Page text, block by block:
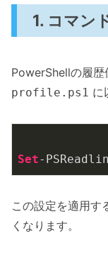
1. コマン
PowerShellの履歴
profile.ps1 に
Set
この設定を適用す
くなります。